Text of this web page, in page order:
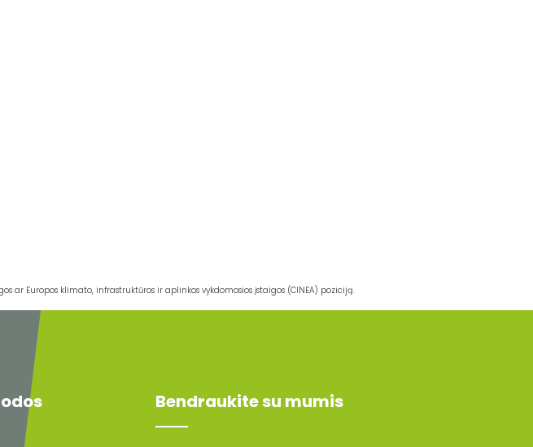
ar Europos klimato, infrastruktūros ir aplinkos vykdomosios įstaigos (CINEA) poziciją.
Bendraukite su mumis